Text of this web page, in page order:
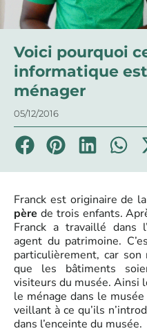
Voici pourquoi
informatique
ménager
05/12/2016
Franck est originaire de la
père de trois enfants.
Franck a travaillé dans
agent du patrimoine.
particulièrement, car
que les bâtiments
visiteurs du musée. Ainsi
le ménage dans le
veillant à ce qu’ils
dans l’enceinte du musée.